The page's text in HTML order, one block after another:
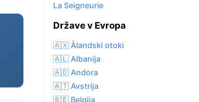
La Seigneurie
Države v Evropa
🇦🇽 Ålandski otoki
🇦🇱 Albanija
🇦🇩 Andora
🇦🇹 Avstrija
🇧🇪 Belgija